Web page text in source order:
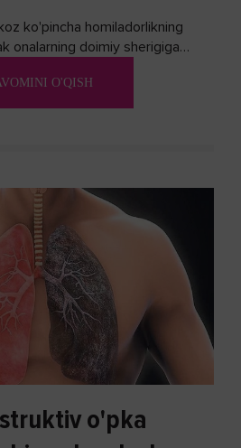
ko'pincha homiladorlikning
onalarning doimiy sherigiga
O'QISH
o'pka